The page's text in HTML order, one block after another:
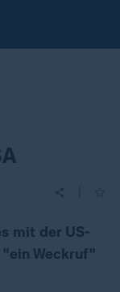
mit der US-
Weckruf"